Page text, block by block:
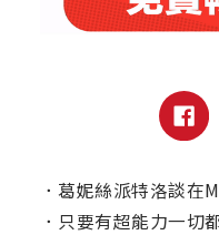
． 葛妮絲派特洛談在MCU拍過
． 只要有超能力一切都